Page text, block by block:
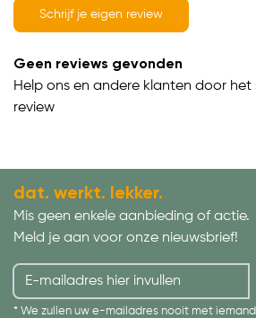
Schrijf je eigen review
Geen reviews gevonden
Help ons en andere klanten door het
review
dat. werkt. lekker.
Mis geen enkele aanbieding of actie.
Meld je aan voor onze nieuwsbrief!
* We zullen uw e-mailadres nooit met